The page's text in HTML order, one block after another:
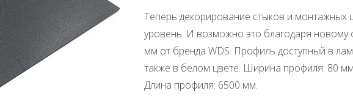
Теперь декорирование стыков и
уровень. И возможно это благодаря
мм от бренда WDS. Профиль доступный в
также в белом цвете. Ширина профиля: 80
Длина профиля: 6500 мм.